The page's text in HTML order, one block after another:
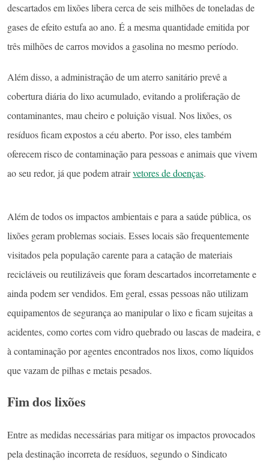
descartados em lixões libera cerca de seis milhões de toneladas de
gases de efeito estufa ao ano. É a mesma quantidade emitida por
três milhões de carros movidos a gasolina no mesmo período.
Além disso, a administração de um aterro sanitário prevê a
cobertura diária do lixo acumulado, evitando a proliferação de
contaminantes, mau cheiro e poluição visual. Nos lixões, os
resíduos ficam expostos a céu aberto. Por isso, eles também
oferecem risco de contaminação para pessoas e animais que vivem
ao seu redor, já que podem atrairvetores de doenças.
Além de todos os impactos ambientais e para a saúde pública, os
lixões geram problemas sociais. Esses locais são frequentemente
visitados pela população carente para a catação de materiais
recicláveis ou reutilizáveis que foram descartados incorretamente e
ainda podem ser vendidos. Em geral, essas pessoas não utilizam
equipamentos de segurança ao manipular o lixo e ficam sujeitas a
acidentes, como cortes com vidro quebrado ou lascas de madeira, e
à contaminação por agentes encontrados nos lixos, como líquidos
que vazam de pilhas e metais pesados.
Fim dos lixões
Entre as medidas necessárias para mitigar os impactos provocados
pela destinação incorreta de resíduos, segundo o Sindicato